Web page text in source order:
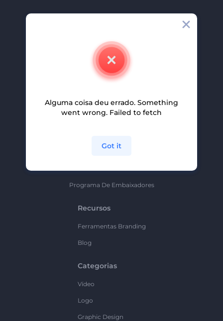
Contate-Nos
Carreiras
Programa De Afiliados
Programa De Embaixadores
Recursos
Ferramentas Branding
Blog
Categorias
Vídeo
Logo
Graphic Design
Alguma coisa deu errado. Something
went wrong. Failed to fetch
Got it